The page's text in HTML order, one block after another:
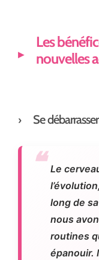
Les
nouvelles
Se
Le
long de
nous
routines
épanouir.